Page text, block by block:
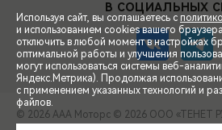
СПЕЦПРЕДЛОЖЕНИЯ
ЗАПИСЬ НА ТЕСТ-ДРАЙВ
В СОЦИАЛЬНЫХ
© 2026 ААА Моторс © 2026 ООО «ТЕНЕТ
Используя сайт, вы соглашаетесь с
и использованием cookies вашего
отключить в любой момент в настройках
оптимальной работы и улучшения
могут использоваться системы веб-
Яндекс.Метрика). Продолжая
с применением указанных технологий и
файлов.